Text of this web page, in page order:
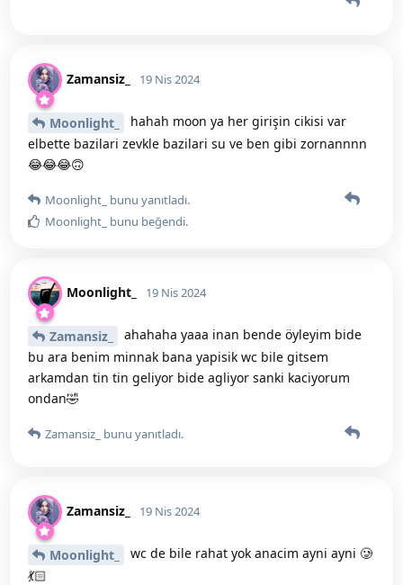
Zamansiz_ 19 Nis 2024
Moonlight_
hahah moon ya her girişin cikisi var
elbette bazilari zevkle bazilari su ve ben gibi zornannnn
😂😂😂🙃
Moonlight_ bunu yanıtladı.
Moonlight_ bunu beğendi.
Moonlight_ 19 Nis 2024
Zamansiz_
ahahaha yaaa inan bende öyleyim bide
bu ara benim minnak bana yapisik wc bile gitsem
arkamdan tin tin geliyor bide agliyor sanki kaciyorum
ondan🤣
Zamansiz_ bunu yanıtladı.
Zamansiz_ 19 Nis 2024
Moonlight_
wc de bile rahat yok anacim ayni ayni 🥲
💃🏻